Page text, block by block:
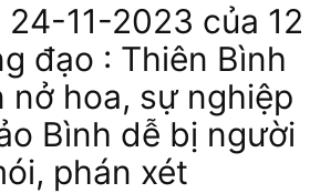
11-2023 của 12
đạo : Thiên Bình
nở hoa, sự nghiệp
Bình dễ bị người
phán xét